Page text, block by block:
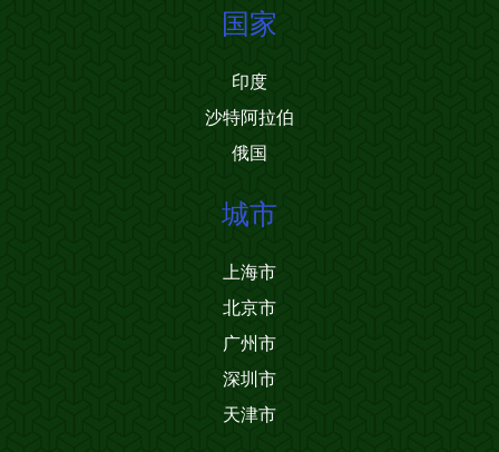
国家
印度
沙特阿拉伯
俄国
城市
上海市
北京市
广州市
深圳市
天津市